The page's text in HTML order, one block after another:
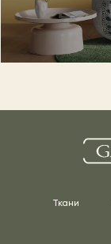
Ткани